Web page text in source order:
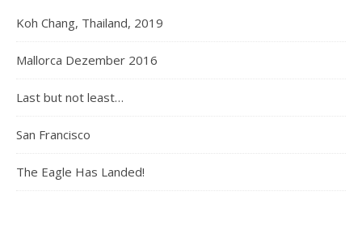
Koh Chang, Thailand, 2019
Mallorca Dezember 2016
Last but not least…
San Francisco
The Eagle Has Landed!